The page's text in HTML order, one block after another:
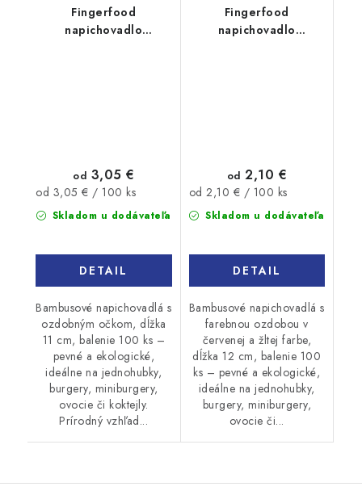
Fingerfood
napichovadlo
Skladom u dodávateľa
od 3,05 €
Jednotková
cena:
od 3,05 € / 100 ks
DETAIL
Bambusové napichovadlá s
ozdobným očkom, dĺžka
11 cm, balenie 100 ks –
pevné a ekologické,
ideálne na jednohubky,
burgery, miniburgery,
ovocie či koktejly.
Prírodný vzhľad...
Fingerfood
napichovadlo
Skladom u dodávateľa
od 2,10 €
Jednotková
cena:
od 2,10 € / 100 ks
DETAIL
Bambusové napichovadlá s
farebnou ozdobou v
červenej a žltej farbe,
dĺžka 12 cm, balenie 100
ks – pevné a ekologické,
ideálne na jednohubky,
burgery, miniburgery,
ovocie či...